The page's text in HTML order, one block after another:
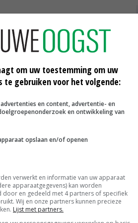
over kwekersrecht.
De financiering van deze
in rekening worden
betreffende het
van rassenlijsten, het
Ook wordt
die aansluiten op nieuwe
onder druk komen te staan,
met ingang van 2019 weer
om uw toestemming om uw
te gebruiken voor het volgende:
en content, advertentie- en
en ontwikkeling van
opslaan en/of openen
verwerkt en informatie van uw apparaat
apparaatgegevens) kan worden
en gedeeld met 4 partners of specifiek
Wij en onze partners kunnen precieze
Lijst met partners.